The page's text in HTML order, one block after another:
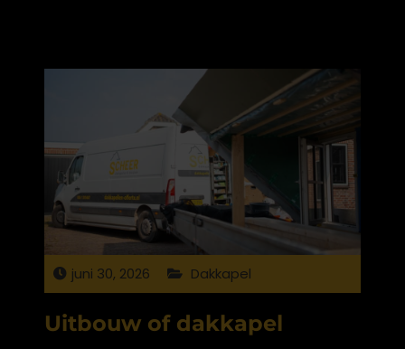
juni 30, 2026 Dakkapel
Uitbouw of dakkapel